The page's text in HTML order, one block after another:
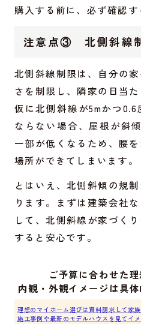
購入する前に、必ず確認す
注意点③ 北側斜線
北側斜線制限は、自分の
さを制限し、隣家の日当
仮に北側斜線が5mかつ
ならない場合、屋根が斜
一部が低くなるため、腰
場所ができてしまいます。
とはいえ、北側斜傾の規
ります。まずは建築会社
して、北側斜線が家づく
すると安心です。
ご予算に合わせた
内観・外観イメージは具
理想のマイホーム選びは資料請求して家
施工事例や最新のモデルハウスを見てイ